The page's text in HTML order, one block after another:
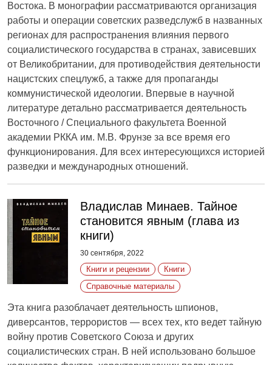
Востока. В монографии рассматриваются организация
работы и операции советских разведслужб в названных
регионах для распространения влияния первого
социалистического государства в странах, зависевших
от Великобритании, для противодействия деятельности
нацистских спецлужб, а также для пропаганды
коммунистической идеологии. Впервые в научной
литературе детально рассматривается деятельность
Восточного / Специального факультета Военной
академии РККА им. М.В. Фрунзе за все время его
функционирования. Для всех интересующихся историей
разведки и международных отношений.
Владислав Минаев. Тайное
становится явным (глава из
книги)
30 сентября, 2022
Книги и рецензии
Книги
Справочные материалы
Эта книга разоблачает деятельность шпионов,
диверсантов, террористов — всех тех, кто ведет тайную
войну против Советского Союза и других
социалистических стран. В ней использовано большое